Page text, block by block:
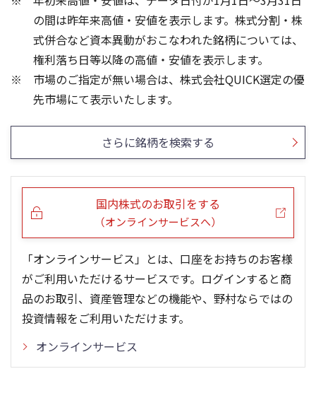
13週移動平均 26週移動平均 出来高
2,950
2,970
2,980
0
600
5ヶ月移動平均 25ヶ月移動平均 出来高
1,600
2,000
2,400
0
100
200
の間は昨年来高値・安値を表示します。株式分割・株
式併合など資本異動がおこなわれた銘柄については、
権利落ち日等以降の高値・安値を表示します。
市場のご指定が無い場合は、株式会社QUICK選定の優
先市場にて表示いたします。
さらに銘柄を検索する
国内株式のお取引をする
（オンラインサービスへ）
「オンラインサービス」とは、口座をお持ちのお客様
がご利用いただけるサービスです。ログインすると商
品のお取引、資産管理などの機能や、野村ならではの
投資情報をご利用いただけます。
オンラインサービス